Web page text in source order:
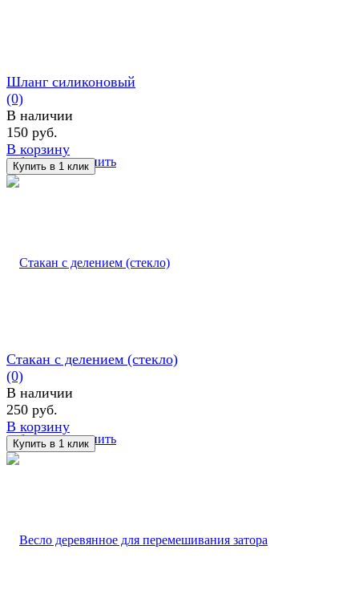
избранное сравнить
Шланг силиконовый
(0)
В наличии
150 руб.
В корзину
избранное сравнить
Стакан с делением (стекло)
(0)
В наличии
250 руб.
В корзину